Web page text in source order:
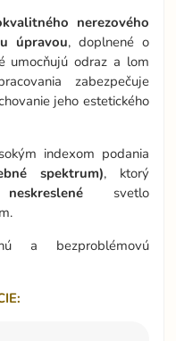
nerezového
úpravou, doplnené o
umocňujú odraz a lom
zabezpečuje
jeho estetického
indexom podania
spektrum), ktorý
svetlo
a bezproblémovú